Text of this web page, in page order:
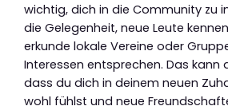
wichtig, dich in die Community zu
die Gelegenheit, neue Leute
erkunde lokale Vereine oder
Interessen entsprechen. Das kann
dass du dich in deinem neuen
wohl fühlst und neue